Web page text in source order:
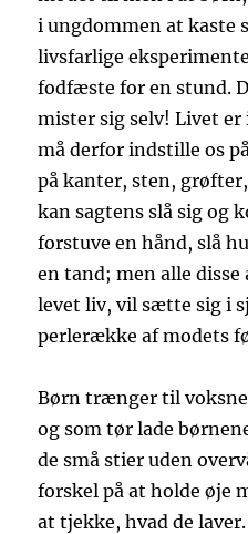
i ungdommen at kaste
livsfarlige
fodfæste for en stund.
mister sig selv! Livet
må derfor indstille os
på kanter, sten,
kan sagtens slå sig og
forstuve en hånd, slå
en tand; men alle disse
levet liv, vil sætte sig i
perlerække af modets
Børn trænger til
og som tør lade
de små stier uden
forskel på at holde øje
at tjekke, hvad de